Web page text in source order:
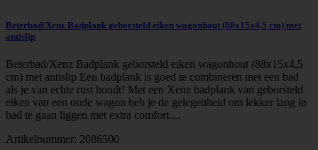
Beterbad/Xenz Badplank geborsteld eiken wagonhout (88x15x4,5 cm) met
antislip
Beterbad/Xenz Badplank geborsteld eiken wagonhout (88x15x4,5
cm) met antislip Een badplank is goed te combineren met een bad
als je van echte rust houdt! Met een Xenz badplank van geborsteld
eiken van een oude wagon heb je de gelegenheid om lekker lang in
bad te gaan liggen met extra comfort....
Artikelnummer: 2086500